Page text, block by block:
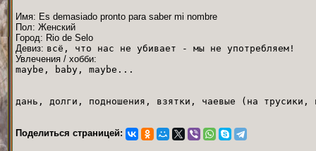
Имя: Es demasiado pronto para saber mi nombre
Пол: Женский
Город: Rio de Selo
Девиз: всё, что нас не убивает - мы не употребляем!
Увлечения / хобби:
maybe, baby, maybe...
дань, долги, подношения, взятки, чаевые (на
Поделиться страницей: